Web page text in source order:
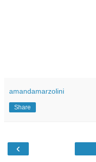
amandamarzolini
Share
‹